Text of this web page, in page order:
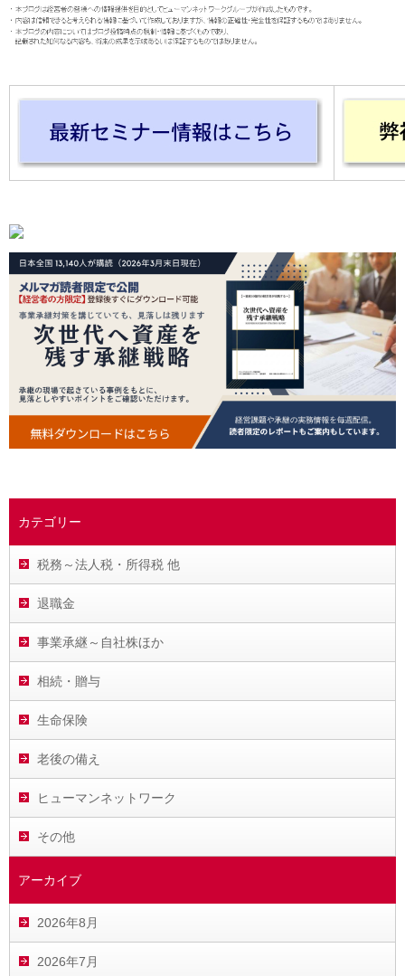
カテゴリー
税務～法人税・所得税 他
退職金
事業承継～自社株ほか
相続・贈与
生命保険
老後の備え
ヒューマンネットワーク
その他
アーカイブ
2026年8月
2026年7月